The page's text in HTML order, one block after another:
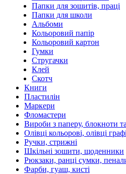
Папки для зошитів, праці
Папки для школи
Альбоми
Кольоровий папір
Кольоровий картон
Гумки
Стругачки
Клей
Скотч
Книги
Пластилін
Маркери
Фломастери
Вироби з паперу, блокноти
Олівці кольорові, олівці
Ручки, стрижні
Шкільні зошити, щоденники
Рюкзаки, ранці сумки,
Фарби, гуаш, кисті